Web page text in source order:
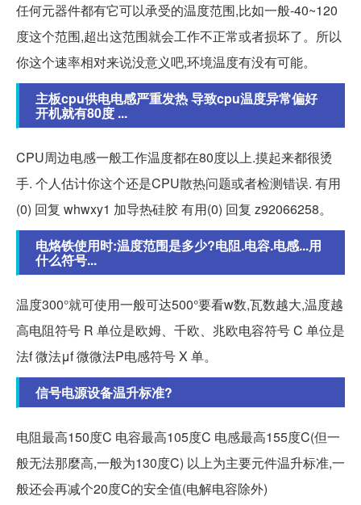
任何元器件都有它可以承受的温度范围,比如一般-40~120
度这个范围,超出这范围就会工作不正常或者损坏了。所以
你这个速率相对来说没意义吧,环境温度有没有可能。
主板cpu供电电感严重发热 导致cpu温度异常偏好
开机就有80度 ...
CPU周边电感一般工作温度都在80度以上.摸起来都很烫
手. 个人估计你这个还是CPU散热问题或者检测错误. 有用
(0) 回复 whwxy1 加导热硅胶 有用(0) 回复 z92066258。
电烙铁使用时:温度范围是多少?电阻.电容.电感...用
什么符号...
温度300°就可使用一般可达500°要看w数,瓦数越大,温度越
高电阻符号 R 单位是欧姆、千欧、兆欧电容符号 C 单位是
法f 微法μf 微微法P电感符号 X 单。
信号电源设备温升标准?
电阻最高150度C 电容最高105度C 电感最高155度C(但一
般无法那麼高,一般为130度C) 以上为主要元件温升标准,一
般还会再减个20度C的安全值(电解电容除外)